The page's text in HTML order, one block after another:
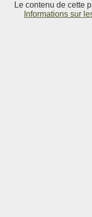
Le contenu de cette
Informations sur